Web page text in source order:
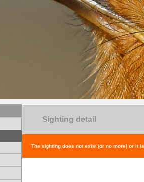
Sighting detail
The sighting does not exist (or no more) or it